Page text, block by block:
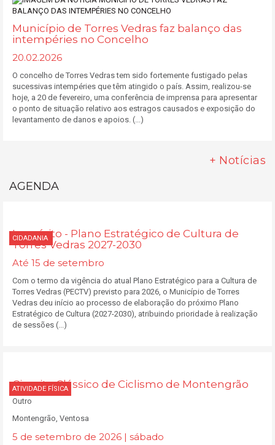
Município de Torres Vedras faz balanço das
intempéries no Concelho
20.02.2026
O concelho de Torres Vedras tem sido fortemente fustigado pelas
sucessivas intempéries que têm atingido o país. Assim, realizou-se
hoje, a 20 de fevereiro, uma conferência de imprensa para apresentar
o ponto de situação relativo aos estragos causados e exposição do
levantamento de danos e apoios. (...)
+ Notícias
AGENDA
CIDADANIA
Inquérito - Plano Estratégico de Cultura de
Torres Vedras 2027-2030
Até 15 de setembro
Com o termo da vigência do atual Plano Estratégico para a Cultura de
Torres Vedras (PECTV) previsto para 2026, o Município de Torres
Vedras deu início ao processo de elaboração do próximo Plano
Estratégico de Cultura (2027-2030), atribuindo prioridade à realização
de sessões (...)
ATIVIDADE FÍSICA
Circuito Clássico de Ciclismo de Montengrão
Outro
Montengrão, Ventosa
5 de setembro de 2026 | sábado